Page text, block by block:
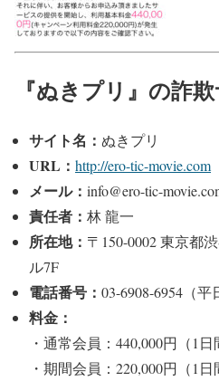
『ぬきプリ』の詐
サイト名： ぬきプリ
URL： http://ero-tic-movie.com
メール： info@ero-tic-
責任者： 林 龍一
所在地： 〒150-0002 東京都
ル7F
電話番号： 03-6908-6954（平
料金：
・通常会員：440,000円（1日
・期間会員：220,000円（1日